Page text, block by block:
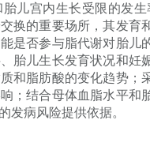
儿宫内生长受限的发
换的重要场所，其发
是否参与脂代谢对胎
胎儿生长发育状况和
和脂肪酸的变化趋势
；结合母体血脂水平和
发病风险提供依据。